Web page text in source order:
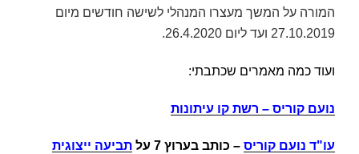
המורה על המשך מעצרו המנהלי לשישה חודשים מיום
27.10.2019 ועד ליום 26.4.2020.
ועוד כמה מאמרים שכתבתי:
נועם קוריס – רשת קו עיתונות
עו"ד נועם קוריס – כותב בערוץ 7 על תביעה ייצוגית